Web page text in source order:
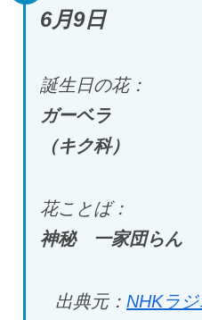
6月9日
誕生日の花：
ガーベラ
（キク科）
花ことば：
神秘 一家団らん
出典元： NHKラ